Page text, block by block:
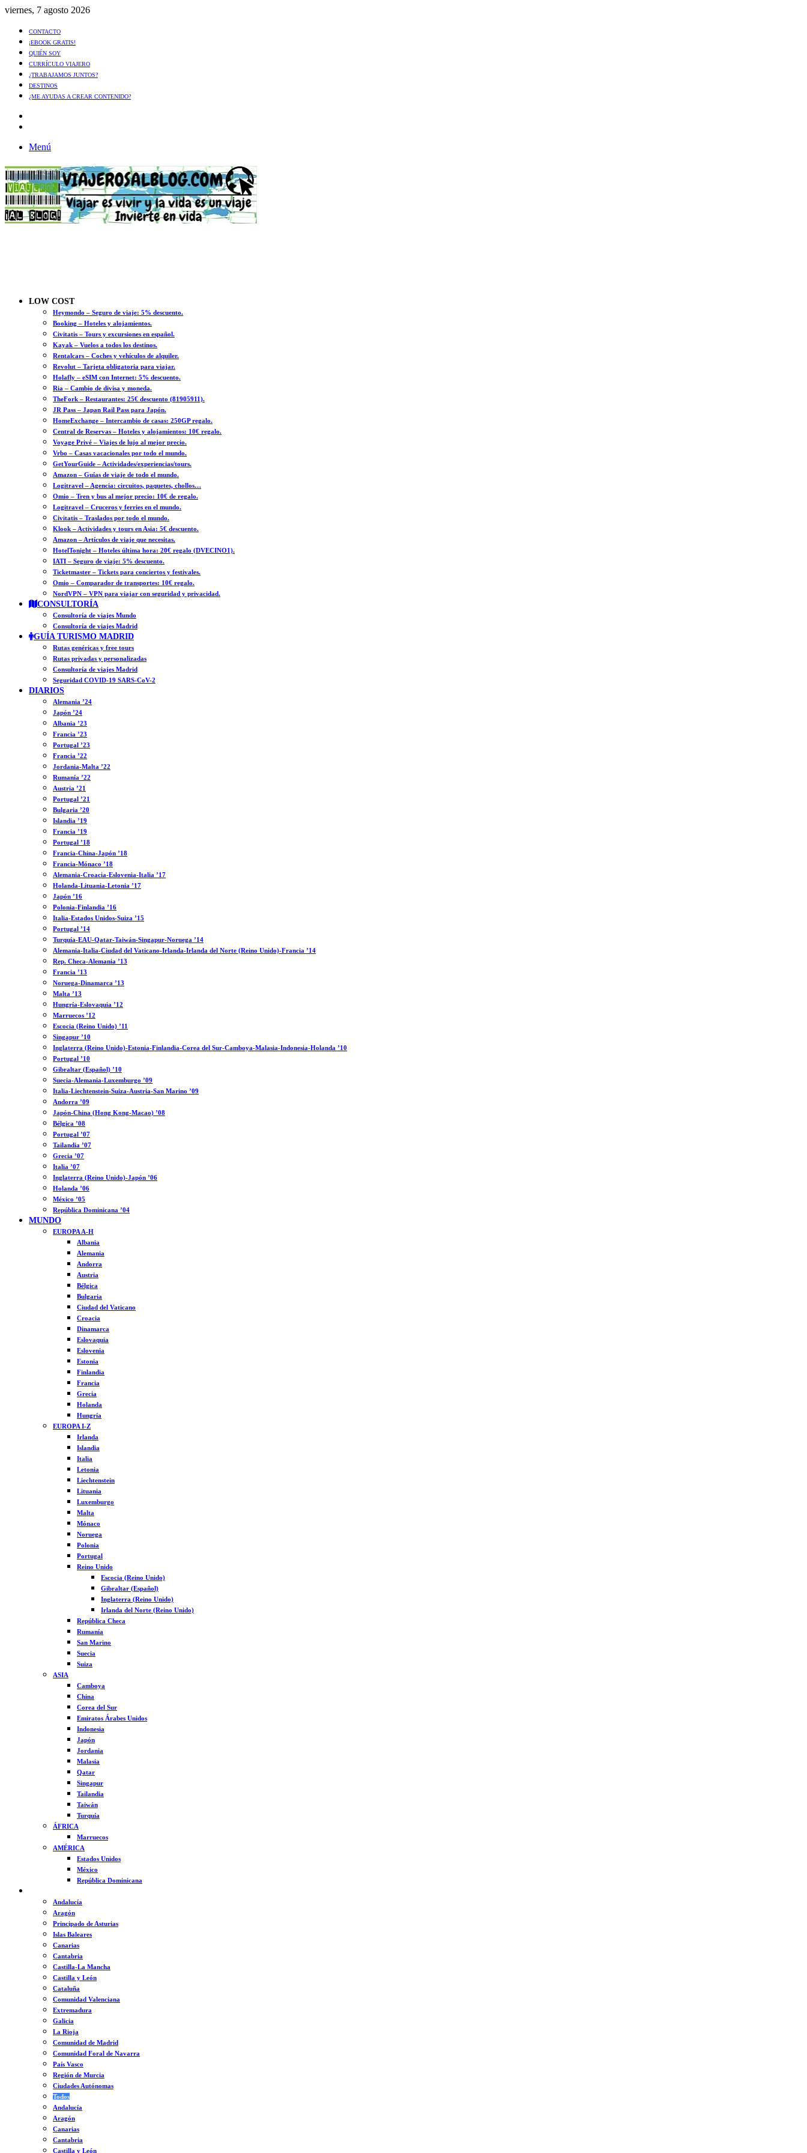
viernes, 7 agosto 2026
CONTACTO
¡EBOOK GRATIS!
QUIÉN SOY
CURRÍCULO VIAJERO
¿TRABAJAMOS JUNTOS?
DESTINOS
¿ME AYUDAS A CREAR CONTENIDO?
Menú
LOW COST
Heymondo – Seguro de viaje: 5% descuento.
Booking – Hoteles y alojamientos.
Civitatis – Tours y excursiones en español.
Kayak – Vuelos a todos los destinos.
Rentalcars – Coches y vehículos de alquiler.
Revolut – Tarjeta obligatoria para viajar.
Holafly – eSIM con Internet: 5% descuento.
Ria – Cambio de divisa y moneda.
TheFork – Restaurantes: 25€ descuento (81905911).
JR Pass – Japan Rail Pass para Japón.
HomeExchange – Intercambio de casas: 250GP regalo.
Central de Reservas – Hoteles y alojamientos: 10€ regalo.
Voyage Privé – Viajes de lujo al mejor precio.
Vrbo – Casas vacacionales por todo el mundo.
GetYourGuide – Actividades/experiencias/tours.
Amazon – Guías de viaje de todo el mundo.
Logitravel – Agencia: circuitos, paquetes, chollos…
Omio – Tren y bus al mejor precio: 10€ de regalo.
Logitravel – Cruceros y ferries en el mundo.
Civitatis – Traslados por todo el mundo.
Klook – Actividades y tours en Asia: 5€ descuento.
Amazon – Artículos de viaje que necesitas.
HotelTonight – Hoteles última hora: 20€ regalo (DVECINO1).
IATI – Seguro de viaje: 5% descuento.
Ticketmaster – Tickets para conciertos y festivales.
Omio – Comparador de transportes: 10€ regalo.
NordVPN – VPN para viajar con seguridad y privacidad.
CONSULTORÍA
Consultoría de viajes Mundo
Consultoría de viajes Madrid
GUÍA TURISMO MADRID
Rutas genéricas y free tours
Rutas privadas y personalizadas
Consultoría de viajes Madrid
Seguridad COVID-19 SARS-CoV-2
DIARIOS
Alemania ’24
Japón ’24
Albania ’23
Francia ’23
Portugal ’23
Francia ’22
Jordania-Malta ’22
Rumanía ’22
Austria ’21
Portugal ’21
Bulgaria ’20
Islandia ’19
Francia ’19
Portugal ’18
Francia-China-Japón ’18
Francia-Mónaco ’18
Alemania-Croacia-Eslovenia-Italia ’17
Holanda-Lituania-Letonia ’17
Japón ’16
Polonia-Finlandia ’16
Italia-Estados Unidos-Suiza ’15
Portugal ’14
Turquía-EAU-Qatar-Taiwán-Singapur-Noruega ’14
Alemania-Italia-Ciudad del Vaticano-Irlanda-Irlanda del Norte (Reino Unido)-Francia ’14
Rep. Checa-Alemania ’13
Francia ’13
Noruega-Dinamarca ’13
Malta ’13
Hungría-Eslovaquia ’12
Marruecos ’12
Escocia (Reino Unido) ’11
Singapur ’10
Inglaterra (Reino Unido)-Estonia-Finlandia-Corea del Sur-Camboya-Malasia-Indonesia-Holanda ’10
Portugal ’10
Gibraltar (Español) ’10
Suecia-Alemania-Luxemburgo ’09
Italia-Liechtenstein-Suiza-Austria-San Marino ’09
Andorra ’09
Japón-China (Hong Kong-Macao) ’08
Bélgica ’08
Portugal ’07
Tailandia ’07
Grecia ’07
Italia ’07
Inglaterra (Reino Unido)-Japón ’06
Holanda ’06
México ’05
República Dominicana ’04
MUNDO
EUROPA A-H
Albania
Alemania
Andorra
Austria
Bélgica
Bulgaria
Ciudad del Vaticano
Croacia
Dinamarca
Eslovaquia
Eslovenia
Estonia
Finlandia
Francia
Grecia
Holanda
Hungría
EUROPA I-Z
Irlanda
Islandia
Italia
Letonia
Liechtenstein
Lituania
Luxemburgo
Malta
Mónaco
Noruega
Polonia
Portugal
Reino Unido
Escocia (Reino Unido)
Gibraltar (Español)
Inglaterra (Reino Unido)
Irlanda del Norte (Reino Unido)
República Checa
Rumanía
San Marino
Suecia
Suiza
ASIA
Camboya
China
Corea del Sur
Emiratos Árabes Unidos
Indonesia
Japón
Jordania
Malasia
Qatar
Singapur
Tailandia
Taiwán
Turquía
ÁFRICA
Marruecos
AMÉRICA
Estados Unidos
México
República Dominicana
Andalucía
Aragón
Principado de Asturias
Islas Baleares
Canarias
Cantabria
Castilla-La Mancha
Castilla y León
Cataluña
Comunidad Valenciana
Extremadura
Galicia
La Rioja
Comunidad de Madrid
Comunidad Foral de Navarra
País Vasco
Región de Murcia
Ciudades Autónomas
Todos
Andalucía
Aragón
Canarias
Cantabria
Castilla y León